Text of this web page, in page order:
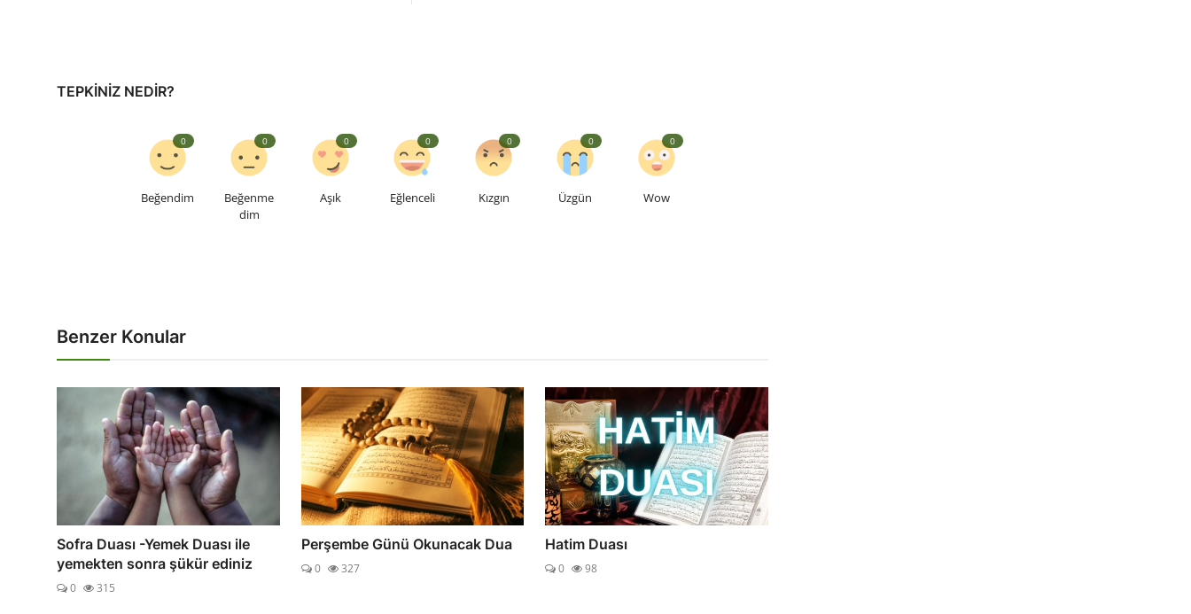
TEPKINIZ NEDIR?
Beğendim
0
Beğenme
dim
0
Aşık
0
Eğlenceli
0
Kızgın
0
Üzgün
0
Wow
0
Benzer Konular
Sofra Duası -Yemek Duası ile
yemekten sonra şükür ediniz
0 315
Perşembe Günü Okunacak Dua
0 327
Hatim Duası
0 98